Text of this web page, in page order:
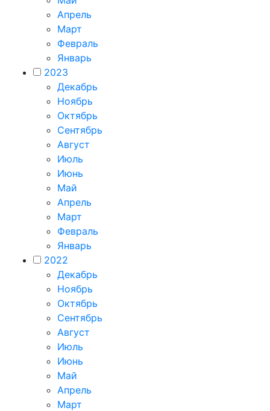
Апрель
Март
Февраль
Январь
2023
Декабрь
Ноябрь
Октябрь
Сентябрь
Август
Июль
Июнь
Май
Апрель
Март
Февраль
Январь
2022
Декабрь
Ноябрь
Октябрь
Сентябрь
Август
Июль
Июнь
Май
Апрель
Март